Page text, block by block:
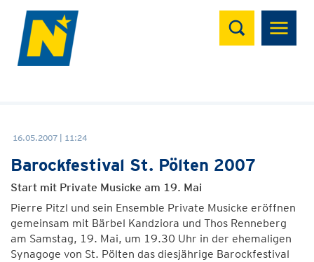
Suchen
16.05.2007 | 11:24
Barockfestival St. Pölten 2007
Start mit Private Musicke am 19. Mai
Pierre Pitzl und sein Ensemble Private Musicke eröffnen
gemeinsam mit Bärbel Kandziora und Thos Renneberg
am Samstag, 19. Mai, um 19.30 Uhr in der ehemaligen
Synagoge von St. Pölten das diesjährige Barockfestival